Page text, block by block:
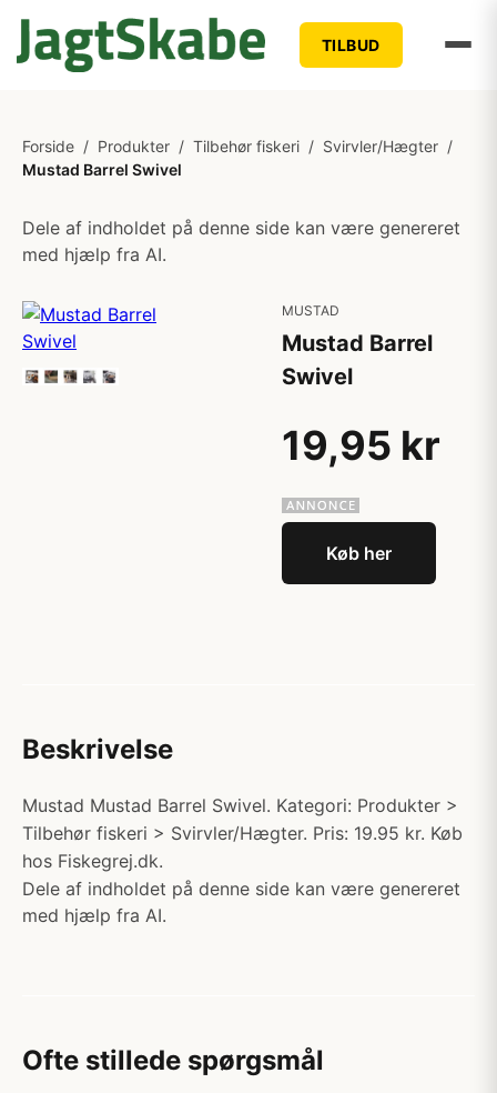
TILBUD
Forside / Produkter / Tilbehør fiskeri / Svirvler/Hægter /
Mustad Barrel Swivel
Dele af indholdet på denne side kan være genereret
med hjælp fra AI.
MUSTAD
Mustad Barrel
Swivel
19,95 kr
Køb her
Beskrivelse
Mustad Mustad Barrel Swivel. Kategori: Produkter >
Tilbehør fiskeri > Svirvler/Hægter. Pris: 19.95 kr. Køb
hos Fiskegrej.dk.
Dele af indholdet på denne side kan være genereret
med hjælp fra AI.
Ofte stillede spørgsmål